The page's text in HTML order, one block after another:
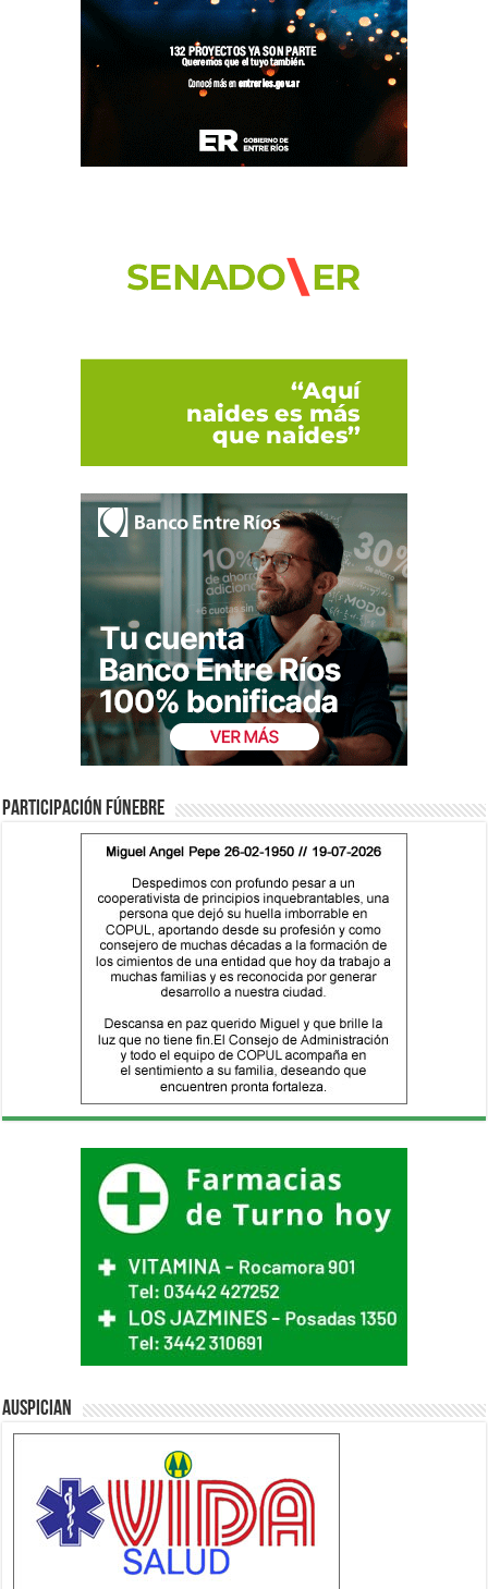
Participación fúnebre
Auspician